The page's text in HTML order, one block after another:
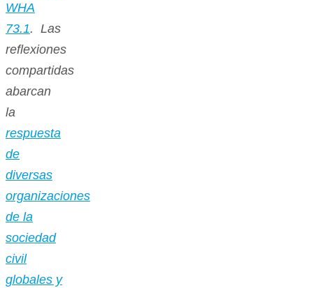
WHA
73.1. Las
reflexiones
compartidas
abarcan
la
respuesta
de
diversas
organizaciones
de la
sociedad
civil
globales y